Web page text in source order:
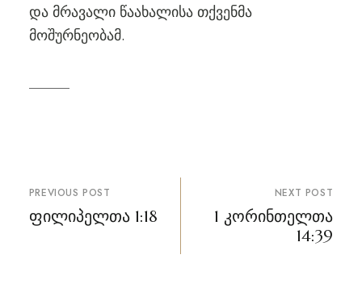
და მრავალი წაახალისა თქვენმა
მოშურნეობამ.
პოსტის
ნავიგაცია
PREVIOUS POST
ფილიპელთა 1:18
NEXT POST
1 კორინთელთა
14:39